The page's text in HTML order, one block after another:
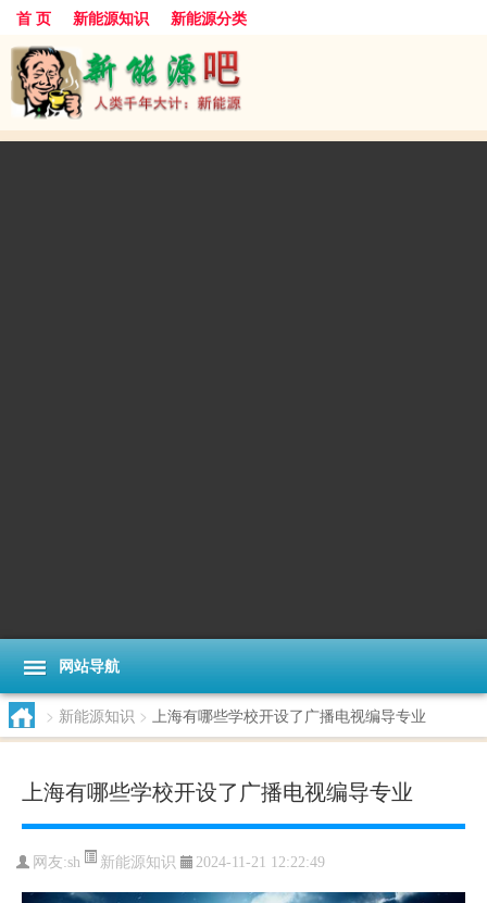
首 页 新能源知识 新能源分类
网站导航
> 新能源知识 > 上海有哪些学校开设了广播电视编导专业
上海有哪些学校开设了广播电视编导专业
网友:sh 新能源知识 2024-11-21 12:22:49